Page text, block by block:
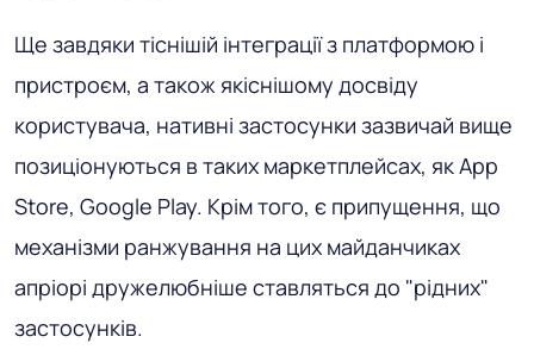
Ще завдяки тіснішій інтеграції з платформою і
пристроєм, а також якіснішому досвіду
користувача, нативні застосунки зазвичай вище
позиціонуються в таких маркетплейсах, як App
Store, Google Play. Крім того, є припущення, що
механізми ранжування на цих майданчиках
апріорі дружелюбніше ставляться до "рідних"
застосунків.